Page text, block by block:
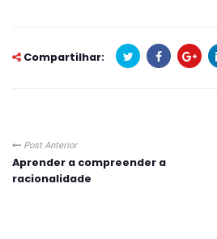
Compartilhar:
Post Anterior
Aprender a compreender a
racionalidade